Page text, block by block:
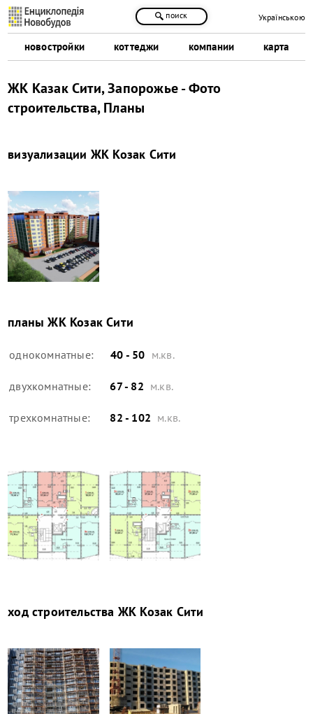
новостройки коттеджи компании карта
поиск Українською
ЖК Казак Сити, Запорожье - Фото
строительства, Планы
визуализации ЖК Козак Сити
планыЖК Козак Сити
однокомнатные: 40 - 50 м.кв.
двухкомнатные: 67 - 82 м.кв.
трехкомнатные: 82 - 102 м.кв.
ход строительства ЖК Козак Сити